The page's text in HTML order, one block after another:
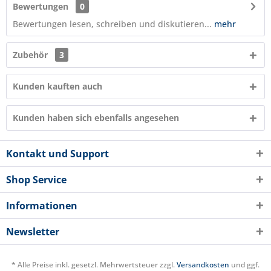
Bewertungen
0
Bewertungen lesen, schreiben und diskutieren... mehr
Zubehör 3
Kunden kauften auch
Kunden haben sich ebenfalls angesehen
Kontakt und Support
Shop Service
Informationen
Newsletter
* Alle Preise inkl. gesetzl. Mehrwertsteuer zzgl.Versandkosten und ggf.